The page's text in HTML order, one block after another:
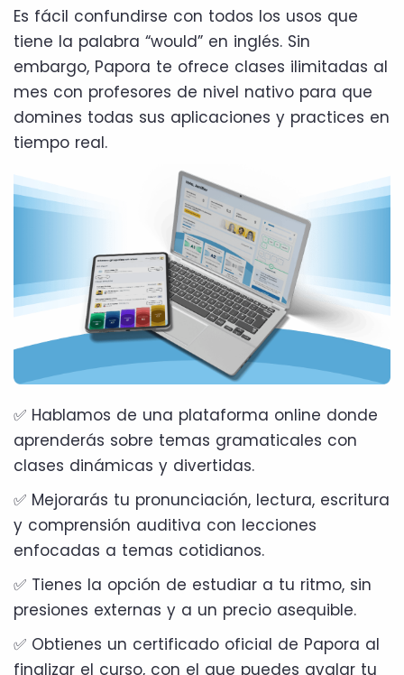
Es fácil confundirse con todos los usos que
tiene la palabra “would” en inglés. Sin
embargo, Papora te ofrece clases ilimitadas al
mes con profesores de nivel nativo para que
domines todas sus aplicaciones y practices en
tiempo real.
✅ Hablamos de una plataforma online donde
aprenderás sobre temas gramaticales con
clases dinámicas y divertidas.
✅ Mejorarás tu pronunciación, lectura, escritura
y comprensión auditiva con lecciones
enfocadas a temas cotidianos.
✅ Tienes la opción de estudiar a tu ritmo, sin
presiones externas y a un precio asequible.
✅ Obtienes un certificado oficial de Papora al
finalizar el curso, con el que puedes avalar tu